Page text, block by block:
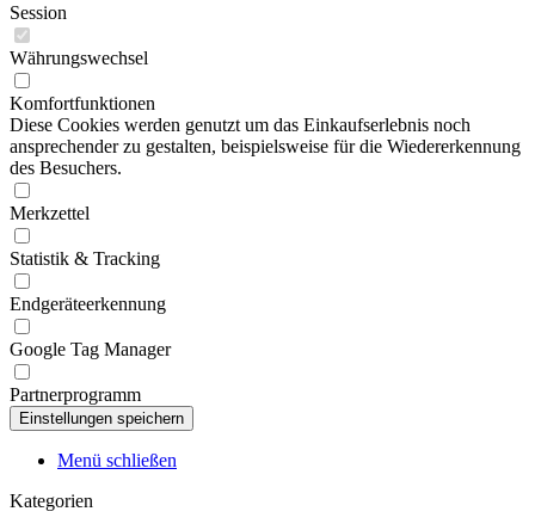
Session
Währungswechsel
Komfortfunktionen
Diese Cookies werden genutzt um das Einkaufserlebnis noch
ansprechender zu gestalten, beispielsweise für die Wiedererkennung
des Besuchers.
Merkzettel
Statistik & Tracking
Endgeräteerkennung
Google Tag Manager
Partnerprogramm
Menü schließen
Kategorien